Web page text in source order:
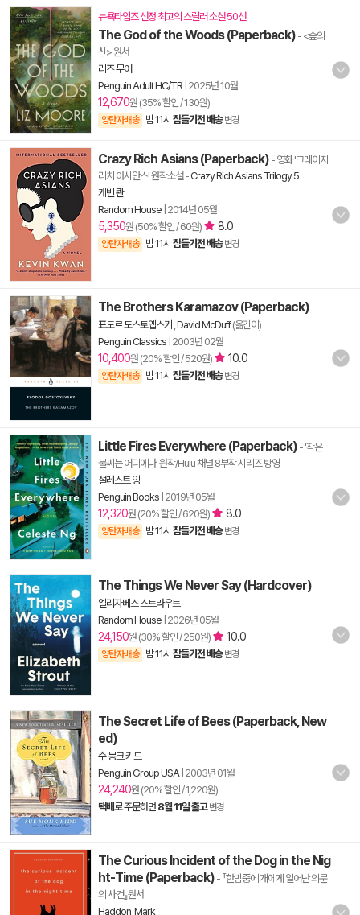
뉴욕타임즈 선정 최고의 스릴러 소설 50선
The God of the Woods (Paperback) - <숲의
신> 원서
리즈 무어
Penguin Adult HC/TR 2025년 10월
12,670원 (35% 할인 / 130원)
양탄자배송 밤 11시 잠들기전 배송 변경
Crazy Rich Asians (Paperback) - 영화 '크레이지
리치 아시안스' 원작소설-Crazy Rich Asians Trilogy 5
케빈 콴
Random House 2014년 05월
5,350원 (50% 할인 / 60원) 8.0
양탄자배송 밤 11시 잠들기전 배송 변경
The Brothers Karamazov (Paperback)
표도르 도스토옙스키 David McDuff(옮긴이)
Penguin Classics 2003년 02월
10,400원 (20% 할인 / 520원) 10.0
양탄자배송 밤 11시 잠들기전 배송 변경
Little Fires Everywhere (Paperback) - '작은
불씨는 어디에나' 원작/Hulu 채널 8부작 시리즈 방영
설레스트 잉
Penguin Books 2019년 05월
12,320원 (20% 할인 / 620원) 8.0
양탄자배송 밤 11시 잠들기전 배송 변경
The Things We Never Say (Hardcover)
엘리자베스 스트라우트
Random House 2026년 05월
24,150원 (30% 할인 / 250원) 10.0
양탄자배송 밤 11시 잠들기전 배송 변경
The Secret Life of Bees (Paperback, New
ed)
수 몽크 키드
Penguin Group USA| 2003년 01월
24,240원 (20% 할인 / 1,220원)
택배로 주문하면 8월 11일 출고 변경
The Curious Incident of the Dog in the Nig
ht-Time (Paperback) - 『한밤중에 개에게 일어난 의문
의 사건』원서
Haddon, Mark